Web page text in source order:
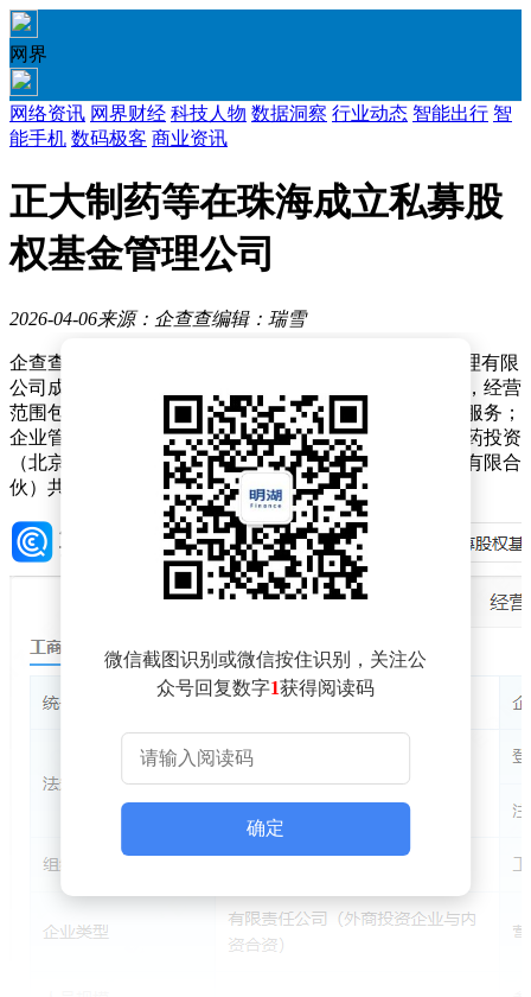
网界
网络资讯 网界财经 科技人物 数据洞察 行业动态 智能出行 智
能手机 数码极客 商业资讯
正大制药等在珠海成立私募股
权基金管理公司
2026-04-06来源：企查查编辑：瑞雪
企查查APP显示，近日，珠海中生润康私募股权基金管理有限
公司成立，法定代表人为谢其润，注册资本为1000万元，经营
范围包含：私募股权投资基金管理、创业投资基金管理服务；
企业管理咨询。企查查股权穿透显示，该公司由正大制药投资
（北京）集团有限公司、珠海润康企业管理合伙企业（有限合
伙）共同持股。
微信截图识别或微信按住识别，关注公
众号回复数字1获得阅读码
确定